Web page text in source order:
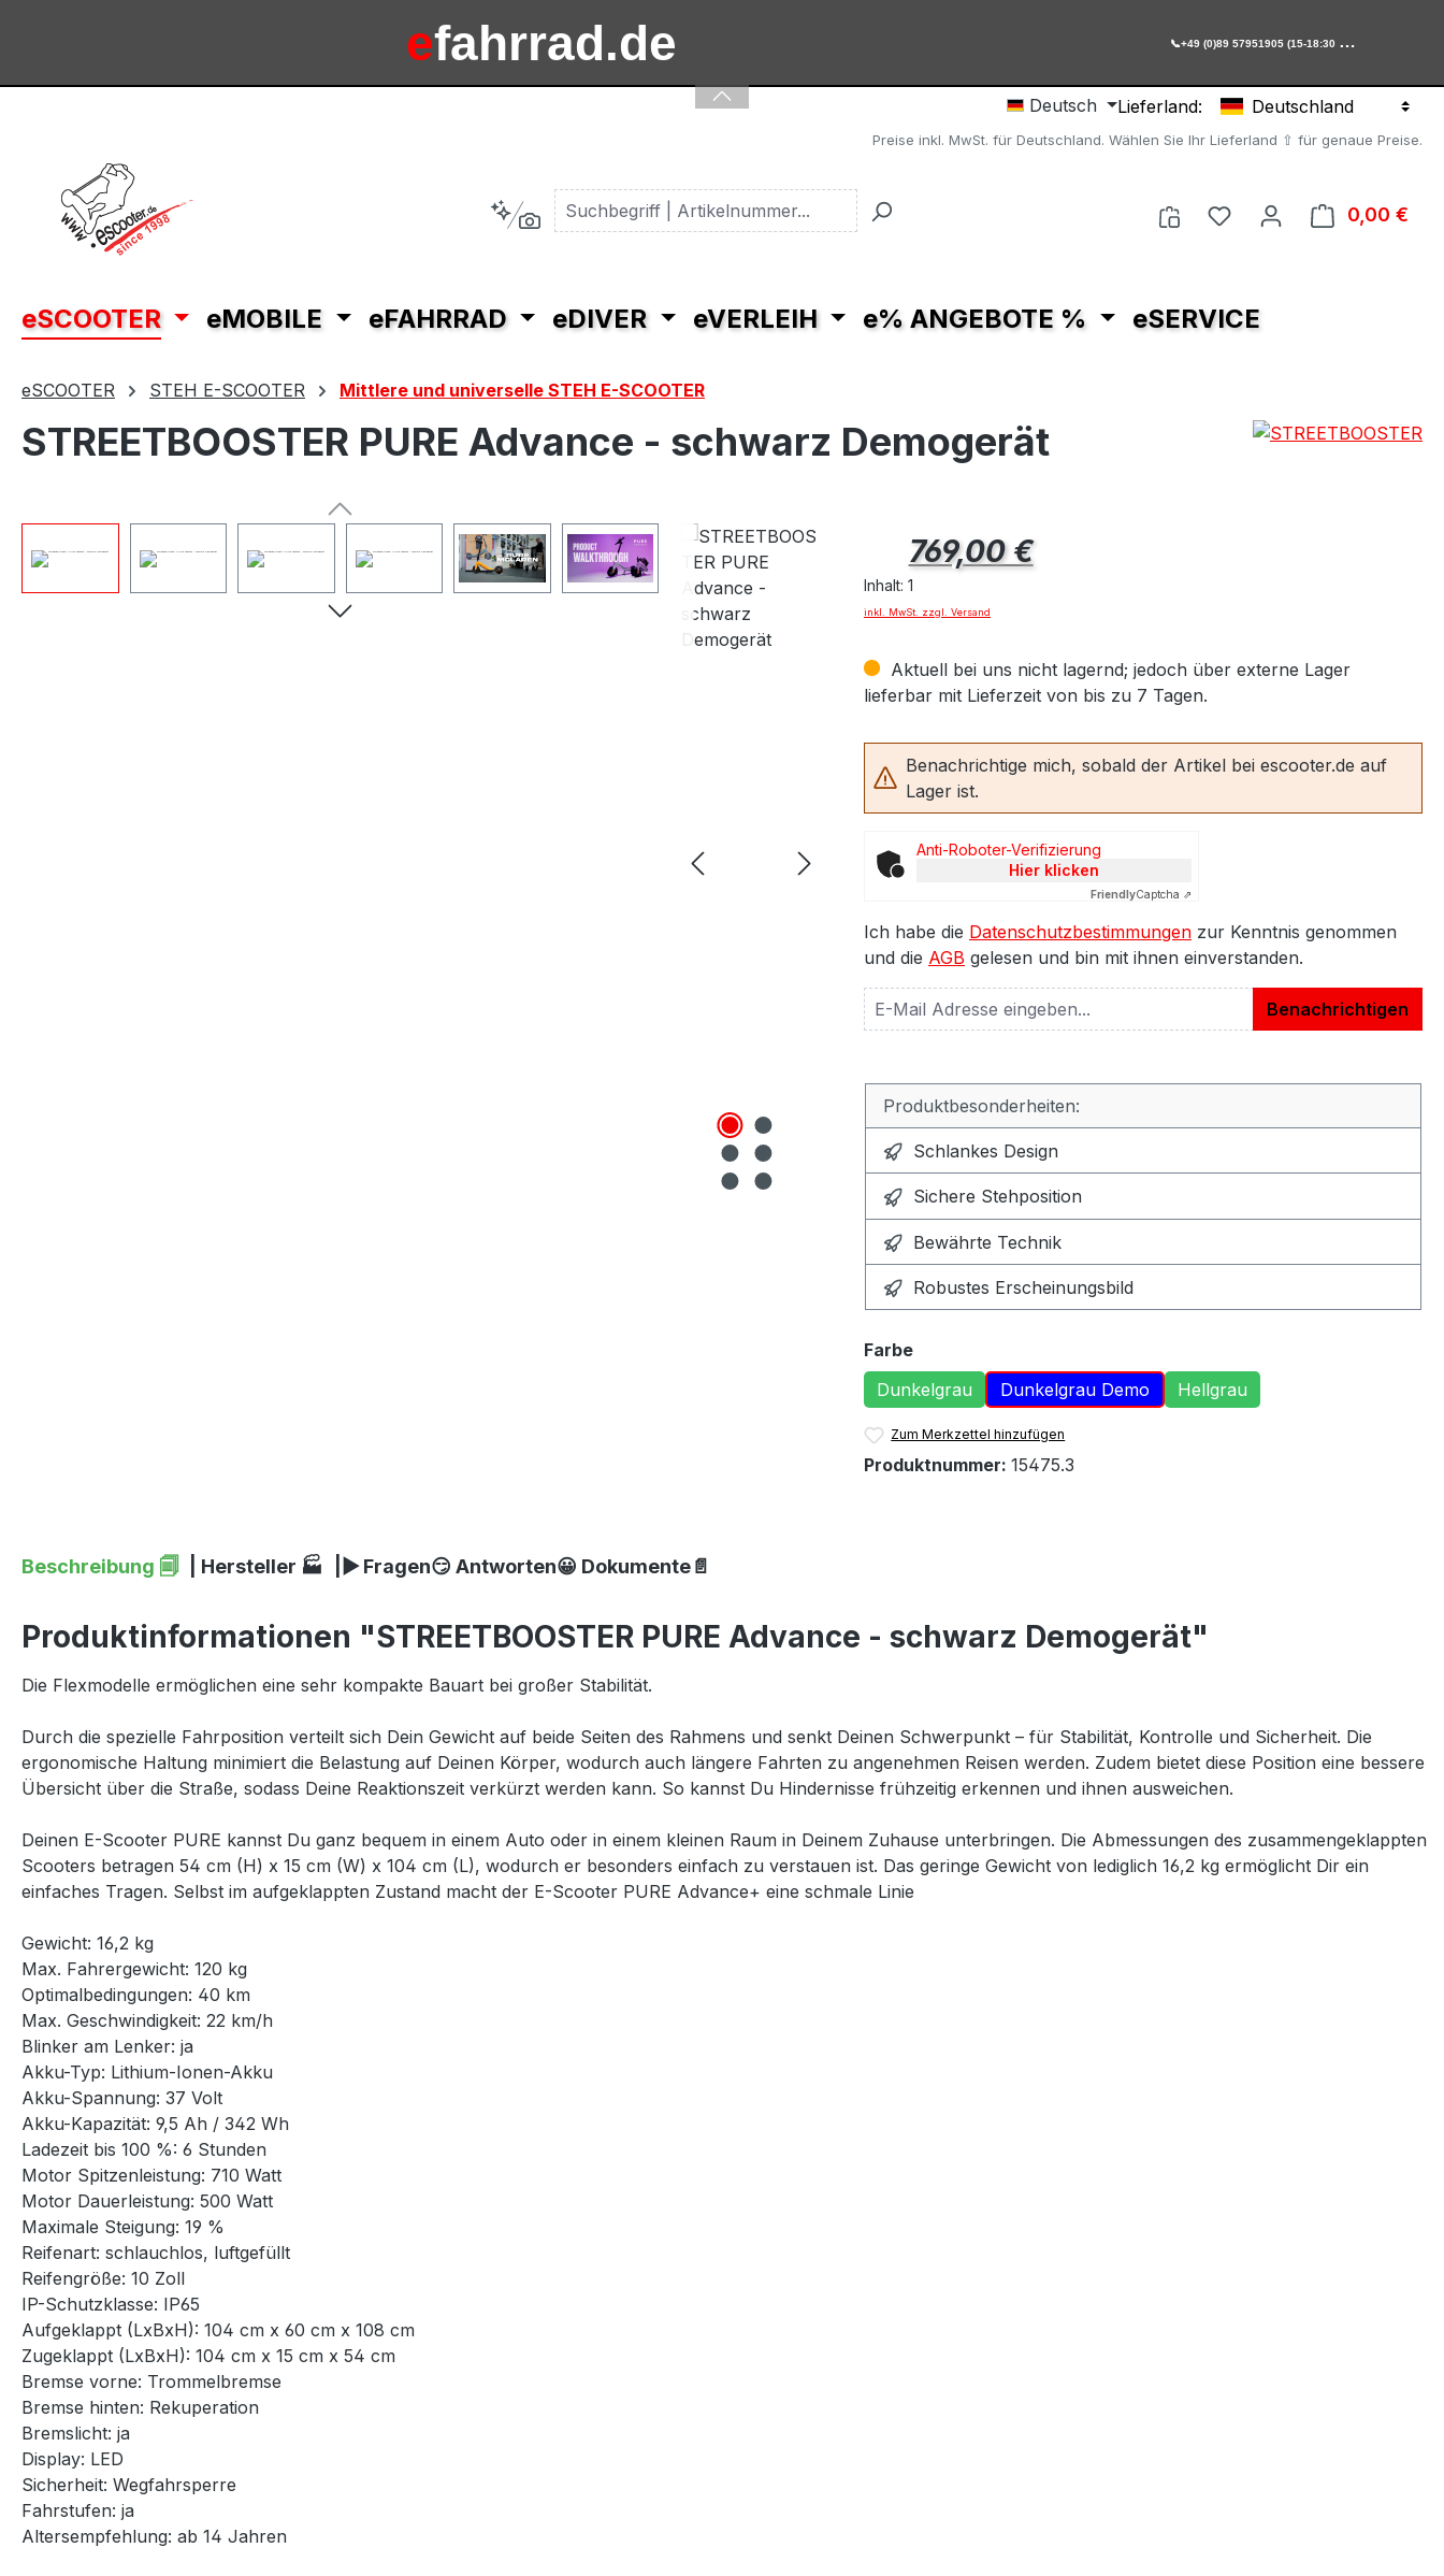
efahrrad.de 
+49 (0)89 57951905 (15-18:30 Uhr)
Deutsch Lieferland: Deutschland
Preise inkl. MwSt. für Deutschland. Wählen Sie Ihr Lieferland ⇧ für genaue Preise.
Du hast 0 Produkte auf
0,00 €
eSCOOTER eMOBILE eFAHRRAD eDIVER eVERLEIH e% ANGEBOTE % eSERVICE
eSCOOTER STEH E-SCOOTER Mittlere und universelle STEH E-SCOOTER
STREETBOOSTER PURE Advance - schwarz Demogerät
des Videos
sich
an YouTube
übermittelt
werden und das
erklären Sie
sich
gelesen haben.
Akzeptieren
Regulärer Preis:
769,00 €
Inhalt: 1
inkl. MwSt. zzgl. Versand
Aktuell bei uns nicht lagernd; jedoch über externe Lager
lieferbar mit Lieferzeit von bis zu 7 Tagen.
Benachrichtige mich, sobald der Artikel bei escooter.de auf
Lager ist.
Anti-Roboter-Verifizierung
Hier klicken
FriendlyCaptcha ⇗
Ich habe die Datenschutzbestimmungen zur Kenntnis genommen
und die AGB gelesen und bin mit ihnen einverstanden.
Benachrichtigen
Produktbesonderheiten:
Schlankes Design
Sichere Stehposition
Bewährte Technik
Robustes Erscheinungsbild
Farbeauswählen
Dunkelgrau
Dunkelgrau Demo Hellgrau
Zum Merkzettel hinzufügen
Produktnummer: 15475.3
Beschreibung 🗐 | Hersteller 🏭 |▶ Fragen😏 Antworten😀 Dokumente📄
Produktinformationen "STREETBOOSTER PURE Advance - schwarz Demogerät"
Die Flexmodelle ermöglichen eine sehr kompakte Bauart bei großer Stabilität.
Durch die spezielle Fahrposition verteilt sich Dein Gewicht auf beide Seiten des Rahmens und senkt Deinen Schwerpunkt – für Stabilität, Kontrolle und Sicherheit. Die
ergonomische Haltung minimiert die Belastung auf Deinen Körper, wodurch auch längere Fahrten zu angenehmen Reisen werden. Zudem bietet diese Position eine bessere
Übersicht über die Straße, sodass Deine Reaktionszeit verkürzt werden kann. So kannst Du Hindernisse frühzeitig erkennen und ihnen ausweichen.
Deinen E-Scooter PURE kannst Du ganz bequem in einem Auto oder in einem kleinen Raum in Deinem Zuhause unterbringen. Die Abmessungen des zusammengeklappten
Scooters betragen 54 cm (H) x 15 cm (W) x 104 cm (L), wodurch er besonders einfach zu verstauen ist. Das geringe Gewicht von lediglich 16,2 kg ermöglicht Dir ein
einfaches Tragen. Selbst im aufgeklappten Zustand macht der E-Scooter PURE Advance+ eine schmale Linie
Gewicht: 16,2 kg
Max. Fahrergewicht: 120 kg
Optimalbedingungen: 40 km
Max. Geschwindigkeit: 22 km/h
Blinker am Lenker: ja
Akku-Typ: Lithium-Ionen-Akku
Akku-Spannung: 37 Volt
Akku-Kapazität: 9,5 Ah / 342 Wh
Ladezeit bis 100 %: 6 Stunden
Motor Spitzenleistung: 710 Watt
Motor Dauerleistung: 500 Watt
Maximale Steigung: 19 %
Reifenart: schlauchlos, luftgefüllt
Reifengröße: 10 Zoll
IP-Schutzklasse: IP65
Aufgeklappt (LxBxH): 104 cm x 60 cm x 108 cm
Zugeklappt (LxBxH): 104 cm x 15 cm x 54 cm
Bremse vorne: Trommelbremse
Bremse hinten: Rekuperation
Bremslicht: ja
Display: LED
Sicherheit: Wegfahrsperre
Fahrstufen: ja
Altersempfehlung: ab 14 Jahren